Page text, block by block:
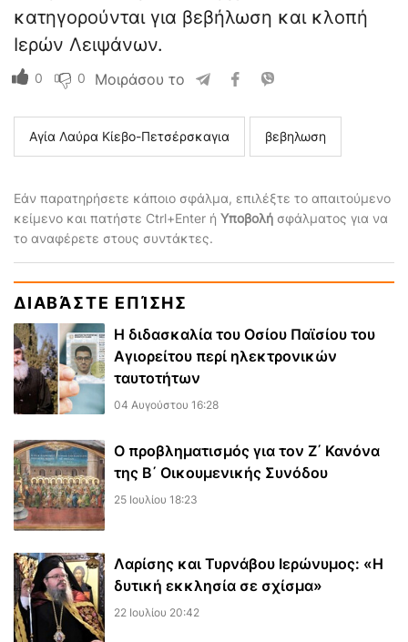
κατηγορούνται για βεβήλωση και κλοπή
Ιερών Λειψάνων.
0 0 Μοιράσου το
Αγία Λαύρα Κίεβο-Πετσέρσκαγια βεβηλωση
Εάν παρατηρήσετε κάποιο σφάλμα, επιλέξτε το απαιτούμενο
κείμενο και πατήστε Ctrl+Enter ή Υποβολή σφάλματος για να
το αναφέρετε στους συντάκτες.
ΔΙΑΒΆΣΤΕ ΕΠΊΣΗΣ
Η διδασκαλία του Οσίου Παϊσίου του
Αγιορείτου περί ηλεκτρονικών
ταυτοτήτων
04 Αυγούστου 16:28
Ο προβληματισμός για τον Ζ΄ Κανόνα
της Β΄ Οικουμενικής Συνόδου
25 Ιουλίου 18:23
Λαρίσης και Τυρνάβου Ιερώνυμος: «Η
δυτική εκκλησία σε σχίσμα»
22 Ιουλίου 20:42